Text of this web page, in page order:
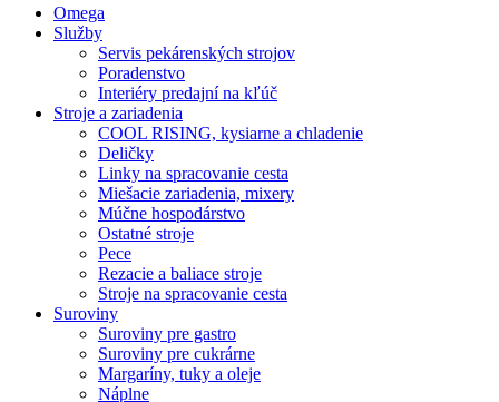
Close
Menu
Omega
Služby
Servis pekárenských strojov
Poradenstvo
Interiéry predajní na kľúč
Stroje a zariadenia
COOL RISING, kysiarne a chladenie
Deličky
Linky na spracovanie cesta
Miešacie zariadenia, mixery
Múčne hospodárstvo
Ostatné stroje
Pece
Rezacie a baliace stroje
Stroje na spracovanie cesta
Suroviny
Suroviny pre gastro
Suroviny pre cukrárne
Margaríny, tuky a oleje
Náplne